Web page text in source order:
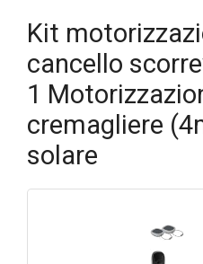
Kit
cancello
1
cremagliere
solare